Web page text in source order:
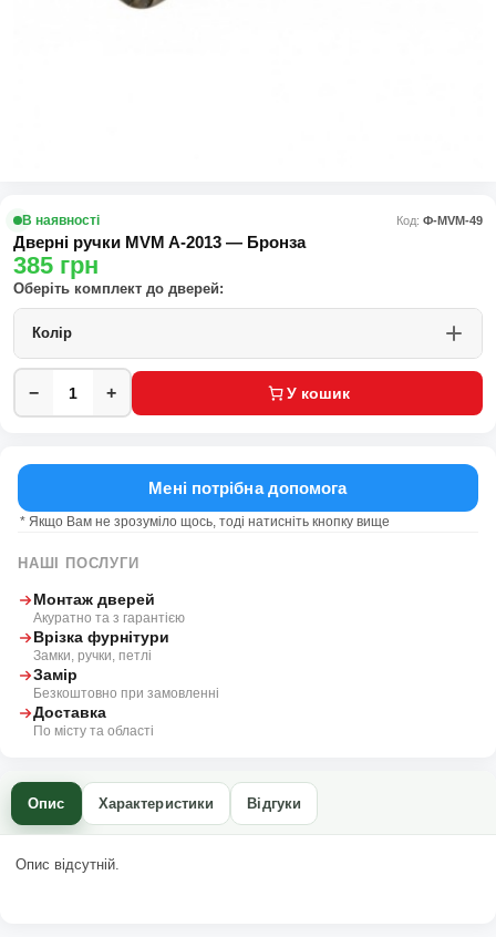
В наявності Код: Ф-MVM-49
Дверні ручки MVM A-2013 — Бронза
385 грн
Оберіть комплект до дверей:
Колір
− + У кошик
Мені потрібна допомога
* Якщо Вам не зрозуміло щось, тоді натисніть кнопку вище
НАШІ ПОСЛУГИ
Монтаж дверей
Акуратно та з гарантією
Врізка фурнітури
Замки, ручки, петлі
Замір
Безкоштовно при замовленні
Доставка
По місту та області
Опис Характеристики Відгуки
Опис відсутній.